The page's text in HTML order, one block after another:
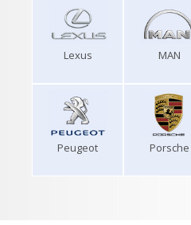
Lexus MAN
Peugeot Porsche